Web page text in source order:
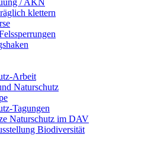
/ AKN
klettern
Arbeit
Naturschutz
Tagungen
Naturschutz im DAV
Biodiversität